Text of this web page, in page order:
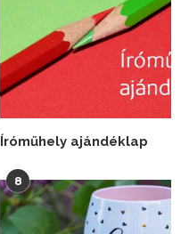
Íróműhely ajándéklap
8